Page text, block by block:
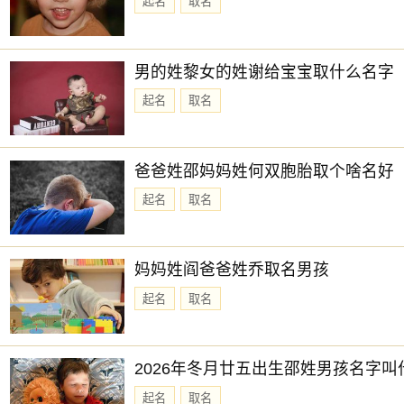
男的姓黎女的姓谢给宝宝取什么名字
起名 取名
爸爸姓邵妈妈姓何双胞胎取个啥名好
起名 取名
妈妈姓阎爸爸姓乔取名男孩
起名 取名
2026年冬月廿五出生邵姓男孩名字叫
起名 取名